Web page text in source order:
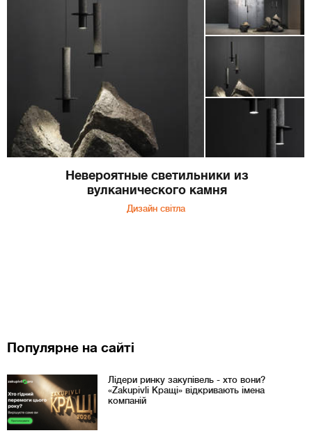
Невероятные светильники из
вулканического камня
Дизайн світла
Популярне на сайті
Лідери ринку закупівель - хто вони?
«Zakupivli Кращі» відкривають імена
компаній